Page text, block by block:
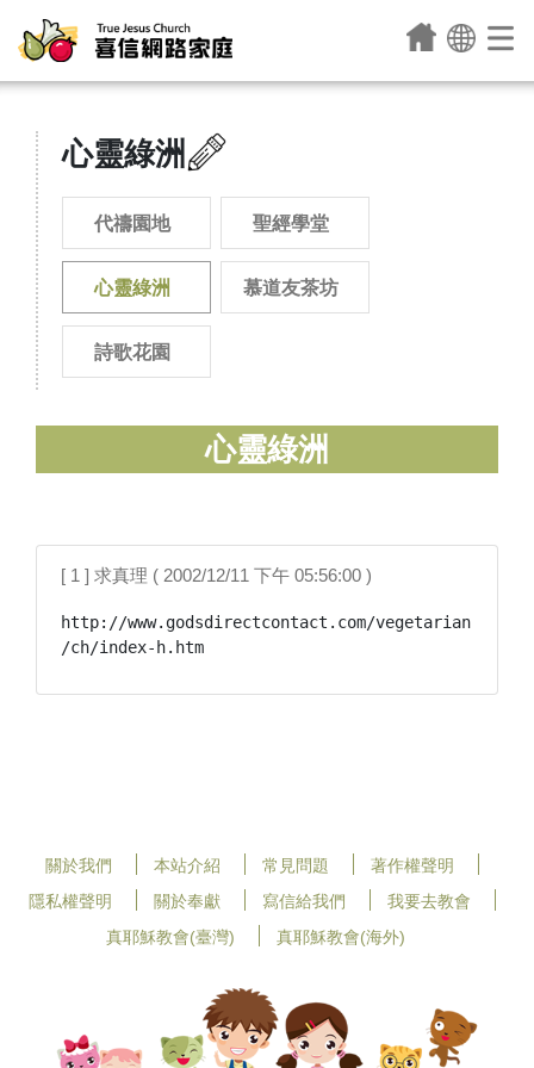
心靈綠洲
代禱園地 聖經學堂
心靈綠洲 慕道友茶坊
詩歌花園
心靈綠洲
[ 1 ] 求真理 ( 2002/12/11 下午 05:56:00 )
http://www.godsdirectcontact.com/vegetarian
/ch/index-h.htm
關於我們 本站介紹 常見問題
著作權聲明
隱私權聲明
關於奉獻 寫信給我們
我要去教會
真耶穌教會(臺灣)
真耶穌教會(海外)